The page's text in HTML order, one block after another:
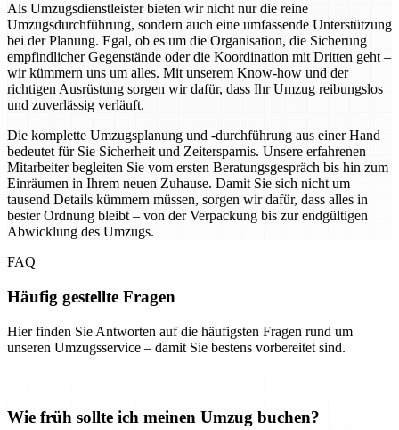
Als Umzugsdienstleister bieten wir nicht nur die reine
Umzugsdurchführung, sondern auch eine umfassende Unterstützung
bei der Planung. Egal, ob es um die Organisation, die Sicherung
empfindlicher Gegenstände oder die Koordination mit Dritten geht –
wir kümmern uns um alles. Mit unserem Know-how und der
richtigen Ausrüstung sorgen wir dafür, dass Ihr Umzug reibungslos
und zuverlässig verläuft.
Die komplette Umzugsplanung und -durchführung aus einer Hand
bedeutet für Sie Sicherheit und Zeitersparnis. Unsere erfahrenen
Mitarbeiter begleiten Sie vom ersten Beratungsgespräch bis hin zum
Einräumen in Ihrem neuen Zuhause. Damit Sie sich nicht um
tausend Details kümmern müssen, sorgen wir dafür, dass alles in
bester Ordnung bleibt – von der Verpackung bis zur endgültigen
Abwicklung des Umzugs.
FAQ
Häufig gestellte Fragen
Hier finden Sie Antworten auf die häufigsten Fragen rund um
unseren Umzugsservice – damit Sie bestens vorbereitet sind.
Wie früh sollte ich meinen Umzug buchen?